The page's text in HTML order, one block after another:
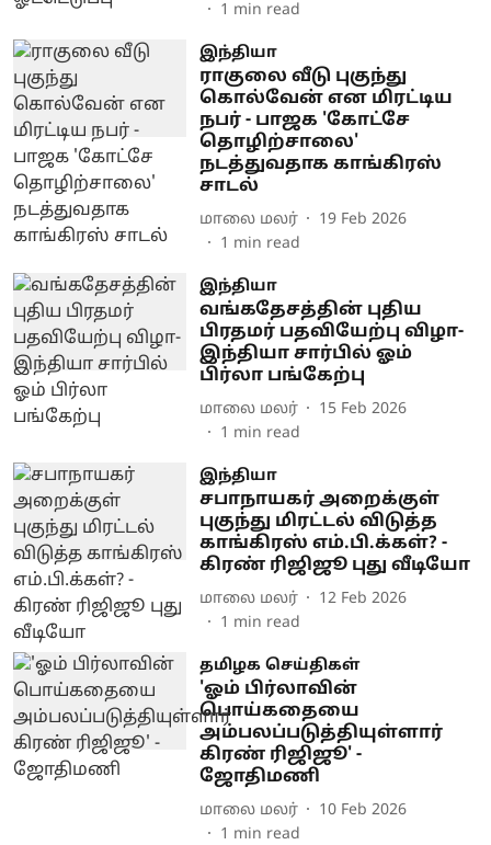
1 min read
இந்தியா
ராகுலை வீடு புகுந்து
கொல்வேன் என மிரட்டிய
நபர் - பாஜக 'கோட்சே
தொழிற்சாலை'
நடத்துவதாக காங்கிரஸ்
சாடல்
மாலை மலர்
19 Feb 2026
1 min read
இந்தியா
வங்கதேசத்தின் புதிய
பிரதமர் பதவியேற்பு விழா-
இந்தியா சார்பில் ஓம்
பிர்லா பங்கேற்பு
மாலை மலர்
15 Feb 2026
1 min read
இந்தியா
சபாநாயகர் அறைக்குள்
புகுந்து மிரட்டல் விடுத்த
காங்கிரஸ் எம்.பி.க்கள்? -
கிரண் ரிஜிஜூ புது வீடியோ
மாலை மலர்
12 Feb 2026
1 min read
தமிழக செய்திகள்
'ஓம் பிர்லாவின்
பொய்கதையை
அம்பலப்படுத்தியுள்ளார்
கிரண் ரிஜிஜூ' -
ஜோதிமணி
மாலை மலர்
10 Feb 2026
1 min read